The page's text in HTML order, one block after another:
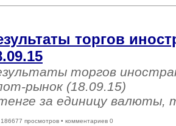
торгов
торгов
рынок (18.09.15)
за единицу валюты,
186677 просмотров • комментариев 0